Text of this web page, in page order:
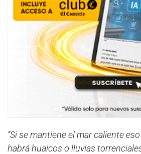
“Si se mantiene el mar caliente
habrá huaicos o lluvias